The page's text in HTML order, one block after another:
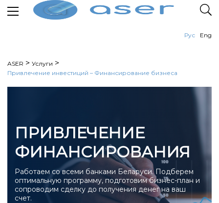
Рус Eng
ASER > Услуги >
Привлечение инвестиций – Финансирование бизнеса
ПРИВЛЕЧЕНИЕ
ФИНАНСИРОВАНИЯ
Работаем со всеми банками Беларуси. Подберем
оптимальную программу, подготовим бизнес-план и
сопроводим сделку до получения денег на ваш
счет.